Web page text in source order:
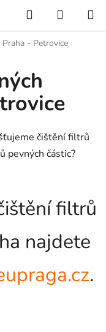
Hledat
KOŠÍK
- Petrovice
čištění filtrů
pevných částic?
filtrů
najdete
.